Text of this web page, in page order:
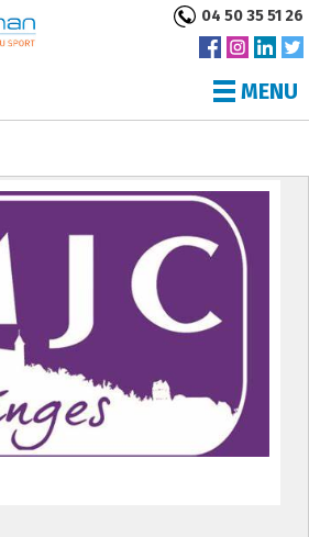
04 50 35 51 26
MENU